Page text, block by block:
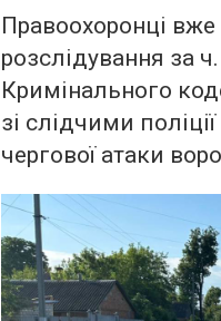
Правоохоронці
розслідування за
Кримінального
зі слідчими
чергової атаки